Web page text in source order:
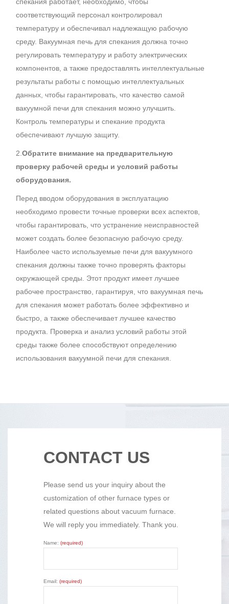
соответствующий персонал контролировал
температуру и обеспечивал надлежащую рабочую
среду. Вакуумная печь для спекания должна точно
регулировать температуру и работу электрических
компонентов, а также предоставлять интеллектуальные
результаты работы с помощью интеллектуальных
данных, чтобы гарантировать, что качество самой
вакуумной печи для спекания можно улучшить.
Контроль температуры и спекание продукта
обеспечивают лучшую защиту.
2. Обратите внимание на предварительную
проверку рабочей среды и условий работы
оборудования.
Перед вводом оборудования в эксплуатацию
необходимо провести точные проверки всех аспектов,
чтобы гарантировать, что устранение неисправностей
может создать более безопасную рабочую среду.
Наиболее часто используемые печи для вакуумного
спекания должны также точно проверять факторы
окружающей среды. Этот продукт имеет лучшее
рабочее пространство, гарантируя, что вакуумная печь
для спекания может работать более эффективно и
быстро, а также обеспечивает лучшее качество
продукта. Проверка и анализ условий работы этой
среды также более способствуют определению
использования вакуумной печи для спекания.
CONTACT US
Please send us your inquiry about the
customization of other furnace types or
related questions about vacuum furnace.
We will reply you immediately. Thank you.
Name: (required)
Email: (required)